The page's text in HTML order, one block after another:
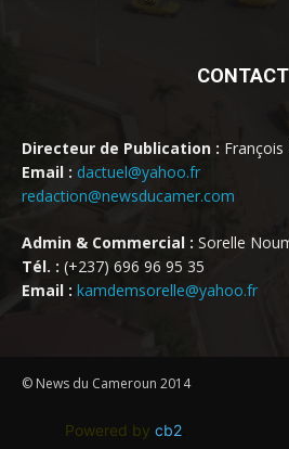
CONTACT
Directeur de Publication :
Email : dactuel@yahoo.fr
redaction@newsducamer.com
Admin & Commercial : Sorelle
Tél. : (+237) 696 96 95 35
Email : kamdemsorelle@yahoo.fr
© News du Cameroun 2014
Powered by cb2